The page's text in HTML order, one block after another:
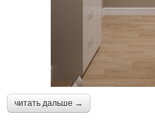
читать дальше →